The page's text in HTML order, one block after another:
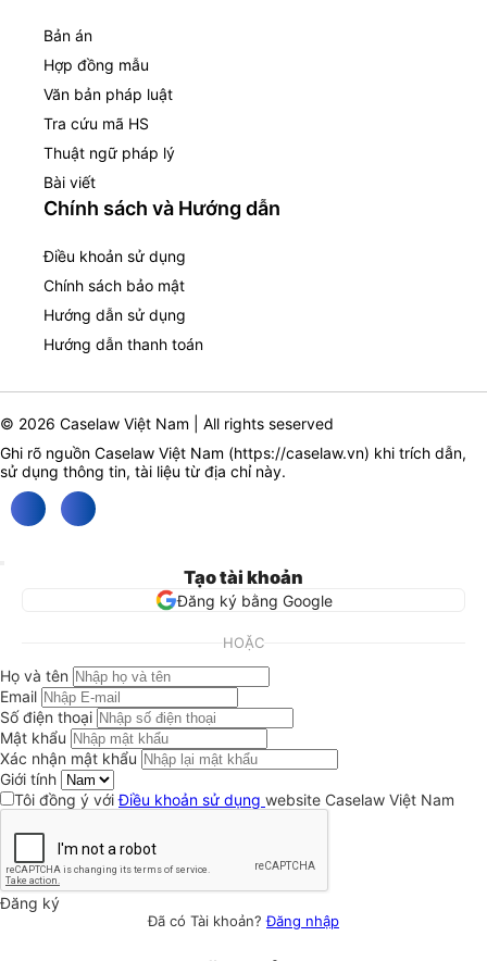
Bản án
Hợp đồng mẫu
Văn bản pháp luật
Tra cứu mã HS
Thuật ngữ pháp lý
Bài viết
Chính sách và Hướng dẫn
Điều khoản sử dụng
Chính sách bảo mật
Hướng dẫn sử dụng
Hướng dẫn thanh toán
© 2026 Caselaw Việt Nam | All rights seserved
Ghi rõ nguồn Caselaw Việt Nam (https://caselaw.vn) khi trích dẫn,
sử dụng thông tin, tài liệu từ địa chỉ này.
Tạo tài khoản
Đăng ký bằng Google
HOẶC
Họ và tên
Email
Số điện thoại
Mật khẩu
Xác nhận mật khẩu
Giới tính
Tôi đồng ý vớiĐiều khoản sử dụng website Caselaw Việt Nam
Đăng ký
Đã có Tài khoản?Đăng nhập